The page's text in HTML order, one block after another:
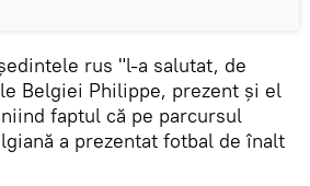
rus "l-a salutat, de
Belgiei Philippe, prezent și el
faptul că pe parcursul
a prezentat fotbal de înalt